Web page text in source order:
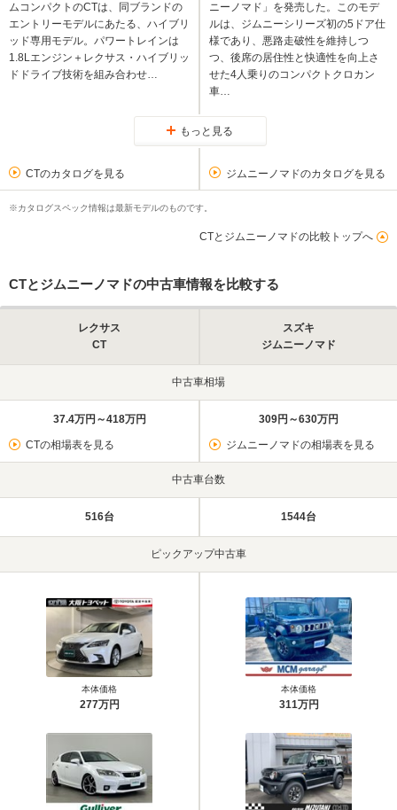
ムコンパクトのCTは、同ブランドの
エントリーモデルにあたる、ハイブリ
ッド専用モデル。パワートレインは
1.8Lエンジン＋レクサス・ハイブリッ
ドドライブ技術を組み合わせ…
ニーノマド」を発売した。このモデ
ルは、ジムニーシリーズ初の5ドア仕
様であり、悪路走破性を維持しつ
つ、後席の居住性と快適性を向上さ
せた4人乗りのコンパクトクロカン
車…
もっと見る
CTのカタログを見る ジムニーノマドのカタログを見る
※カタログスペック情報は最新モデルのものです。
CTとジムニーノマドの比較トップへ
CTとジムニーノマドの中古車情報を比較する
レクサス
CT
スズキ
ジムニーノマド
中古車相場
37.4万円～418万円
CTの相場表を見る
309円～630万円
ジムニーノマドの相場表を見る
中古車台数
516台 1544台
ピックアップ中古車
本体価格
277万円
本体価格
311万円